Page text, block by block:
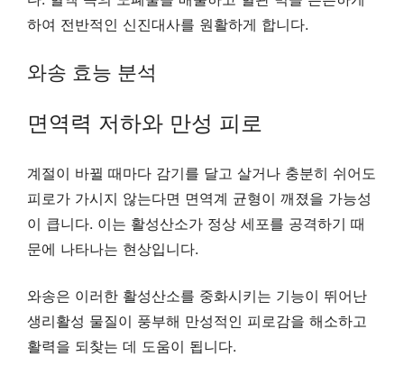
하여 전반적인 신진대사를 원활하게 합니다.
와송 효능 분석
면역력 저하와 만성 피로
계절이 바뀔 때마다 감기를 달고 살거나 충분히 쉬어도
피로가 가시지 않는다면 면역계 균형이 깨졌을 가능성
이 큽니다. 이는 활성산소가 정상 세포를 공격하기 때
문에 나타나는 현상입니다.
와송은 이러한 활성산소를 중화시키는 기능이 뛰어난
생리활성 물질이 풍부해 만성적인 피로감을 해소하고
활력을 되찾는 데 도움이 됩니다.